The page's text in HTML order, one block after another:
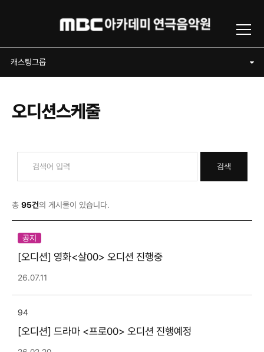
캐스팅그룹
오디션스케줄
검색
총 95건의 게시물이 있습니다.
공지
[오디션] 영화<살00> 오디션 진행중
26.07.11
94
[오디션] 드라마 <프로00> 오디션 진행예정